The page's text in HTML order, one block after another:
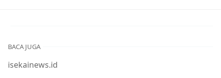
BACA JUGA
isekainews.id